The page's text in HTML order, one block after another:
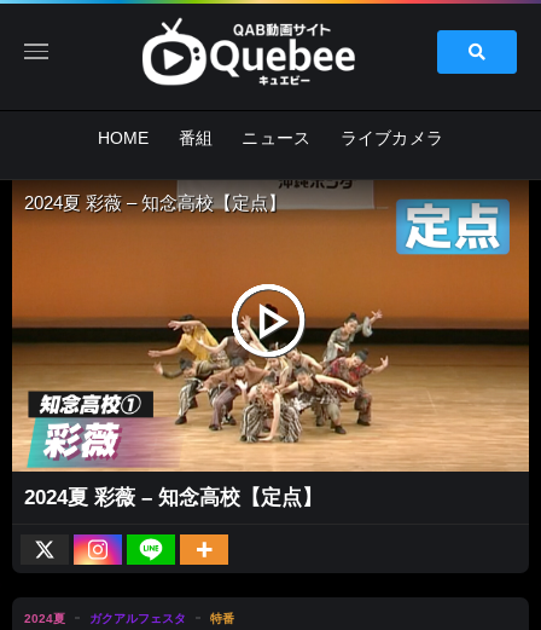
HOME 番組 ニュース ライブカメラ
2024夏 彩薇 – 知念高校【定点】
2024夏 彩薇 – 知念高校【定点】
2024夏 ガクアルフェスタ 特番